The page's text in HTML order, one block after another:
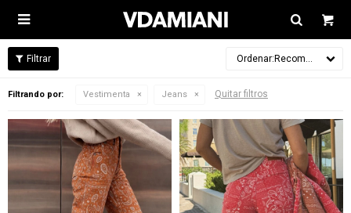

Recomendados
Filtrando por: Vestimenta Jeans Quitar filtros